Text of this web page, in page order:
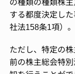
する都度決定し
社法158条1項）。
ただし、特定の
前の株主総会特